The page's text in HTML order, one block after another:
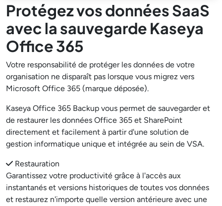
Protégez vos données SaaS
avec la sauvegarde Kaseya
Office 365
Votre responsabilité de protéger les données de votre
organisation ne disparaît pas lorsque vous migrez vers
Microsoft Office 365 (marque déposée).
Kaseya Office 365 Backup vous permet de sauvegarder et
de restaurer les données Office 365 et SharePoint
directement et facilement à partir d'une solution de
gestion informatique unique et intégrée au sein de VSA.
Restauration
Garantissez votre productivité grâce à l'accès aux
instantanés et versions historiques de toutes vos données
et restaurez n'importe quelle version antérieure avec une